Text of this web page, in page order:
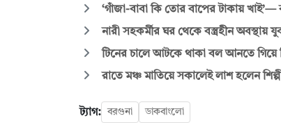
‘গাঁজা-বাবা কি তোর বাপের টাকায়
নারী সহকর্মীর ঘর থেকে বস্ত্রহীন
টিনের চালে আটকে থাকা বল আনতে গিয়ে
রাতে মঞ্চ মাতিয়ে সকালেই লাশ হলেন
ট্যাগ: বরগুনা ডাকবাংলো